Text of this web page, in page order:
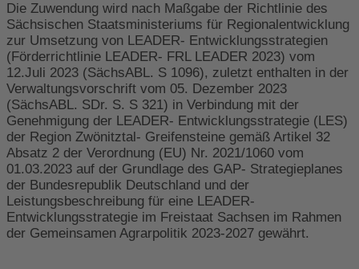
Die Zuwendung wird nach Maßgabe der Richtlinie des
Sächsischen Staatsministeriums für Regionalentwicklung
zur Umsetzung von LEADER- Entwicklungsstrategien
(Förderrichtlinie LEADER- FRL LEADER 2023) vom
12.Juli 2023 (SächsABL. S 1096), zuletzt enthalten in der
Verwaltungsvorschrift vom 05. Dezember 2023
(SächsABL. SDr. S. S 321) in Verbindung mit der
Genehmigung der LEADER- Entwicklungsstrategie (LES)
der Region Zwönitztal- Greifensteine gemäß Artikel 32
Absatz 2 der Verordnung (EU) Nr. 2021/1060 vom
01.03.2023 auf der Grundlage des GAP- Strategieplanes
der Bundesrepublik Deutschland und der
Leistungsbeschreibung für eine LEADER-
Entwicklungsstrategie im Freistaat Sachsen im Rahmen
der Gemeinsamen Agrarpolitik 2023-2027 gewährt.